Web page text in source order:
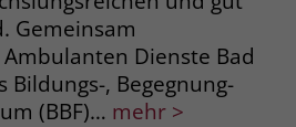
Gemeinsam
Dienste Bad
Bildungs-, Begegnung-
(BBF)… mehr >